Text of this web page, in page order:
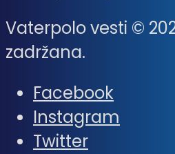
Vaterpolo vesti ©
zadržana.
Facebook
Instagram
Twitter